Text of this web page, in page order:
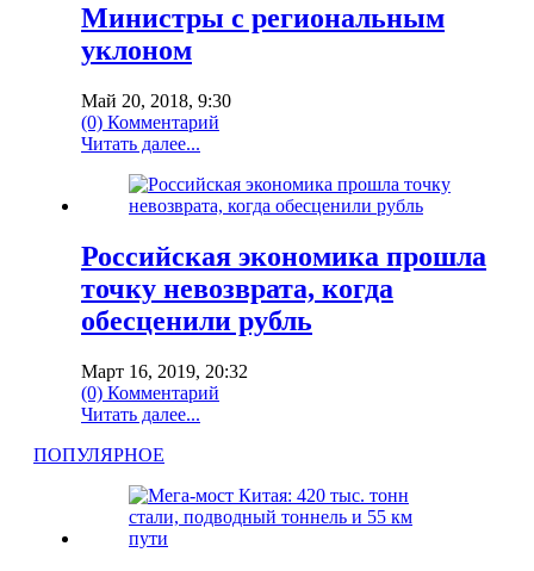
Министры с региональным
уклоном
Май 20, 2018, 9:30
(0) Комментарий
Читать далее...
Российская экономика прошла
точку невозврата, когда
обесценили рубль
Март 16, 2019, 20:32
(0) Комментарий
Читать далее...
ПОПУЛЯРНОЕ